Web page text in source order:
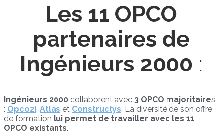
Les 11 OPCO
partenaires de
Ingénieurs 2000 :
Ingénieurs 2000 collaborent avec 3 OPCO majoritaires
: Opco2i, Atlas et Constructys. La diversité de son offre
de formation lui permet de travailler avec les 11
OPCO existants.